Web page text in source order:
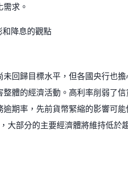
求。
和降息的觀點
未回歸目標水平，但各國央行也擔
整體的經濟活動。高利率削弱了信
逾期率，先前貨幣緊縮的影響可能
大部分的主要經濟體將維持低於